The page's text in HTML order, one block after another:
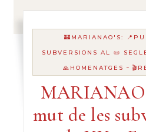
🏰MARIANAO'S:
SUBVERSIONS AL 📜
🙏HOMENATGES -
mut de les